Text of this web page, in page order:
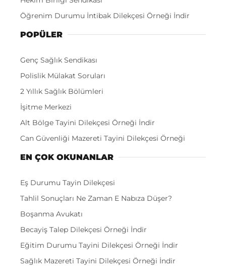
Öğrenim Durumu İntibak Dilekçesi Örneği İndir
POPÜLER
Genç Sağlık Sendikası
Polislik Mülakat Soruları
2 Yıllık Sağlık Bölümleri
İşitme Merkezi
Alt Bölge Tayini Dilekçesi Örneği İndir
Can Güvenliği Mazereti Tayini Dilekçesi Örneği
EN ÇOK OKUNANLAR
Eş Durumu Tayin Dilekçesi
Tahlil Sonuçları Ne Zaman E Nabıza Düşer?
Boşanma Avukatı
Becayiş Talep Dilekçesi Örneği İndir
Eğitim Durumu Tayini Dilekçesi Örneği İndir
Sağlık Mazereti Tayini Dilekçesi Örneği İndir